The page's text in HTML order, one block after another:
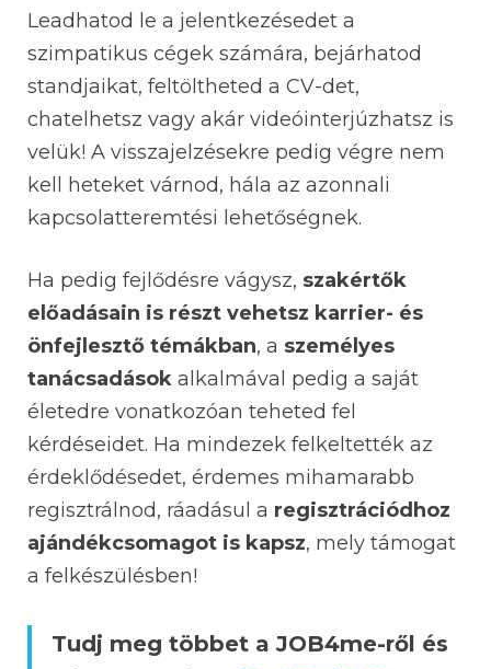
Leadhatod le a jelentkezésedet a
szimpatikus cégek számára, bejárhatod
standjaikat, feltöltheted a CV-det,
chatelhetsz vagy akár videóinterjúzhatsz is
velük! A visszajelzésekre pedig végre nem
kell heteket várnod, hála az azonnali
kapcsolatteremtési lehetőségnek.
Ha pedig fejlődésre vágysz, szakértők
előadásain is részt vehetsz karrier- és
önfejlesztő témákban, a személyes
tanácsadások alkalmával pedig a saját
életedre vonatkozóan teheted fel
kérdéseidet. Ha mindezek felkeltették az
érdeklődésedet, érdemes mihamarabb
regisztrálnod, ráadásul a regisztrációdhoz
ajándékcsomagot is kapsz, mely támogat
a felkészülésben!
Tudj meg többet a JOB4me-ről és